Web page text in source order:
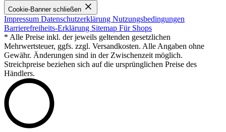
Cookie-Banner schließen
Impressum Datenschutzerklärung Nutzungsbedingungen
Barrierefreiheits-Erklärung Sitemap Für Shops
* Alle Preise inkl. der jeweils geltenden gesetzlichen
Mehrwertsteuer, ggfs. zzgl. Versandkosten. Alle Angaben ohne
Gewähr. Änderungen sind in der Zwischenzeit möglich.
Streichpreise beziehen sich auf die ursprünglichen Preise des
Händlers.